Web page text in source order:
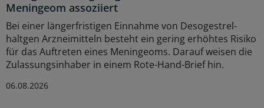
Meningeom assoziiert
Bei einer längerfristigen Einnahme von Desogestrel-
haltgen Arzneimitteln besteht ein gering erhöhtes Risiko
für das Auftreten eines Meningeoms. Darauf weisen die
Zulassungsinhaber in einem Rote-Hand-Brief hin.
06.08.2026